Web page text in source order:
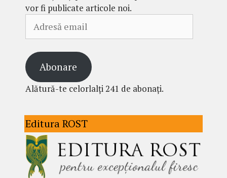
vor fi publicate articole noi.
email
Abonare
Alătură-te celorlalți 241 de abonați.
Editura ROST